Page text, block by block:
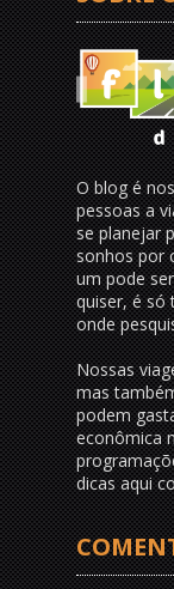
O blog é
pessoas a
se planejar
sonhos por
um pode
quiser, é só
onde
Nossas
mas
podem
econômica
dicas aqui